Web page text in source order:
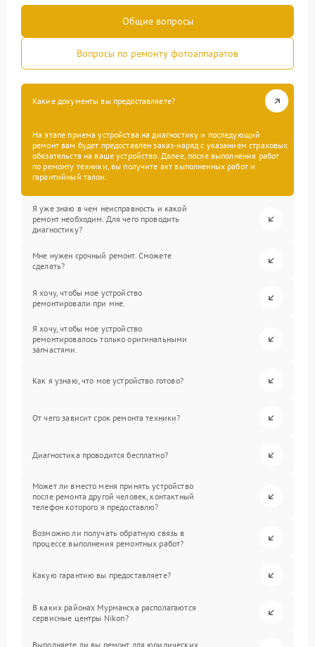
Общие вопросы
Вопросы по ремонту фотоаппаратов
Какие документы вы предоставляете?
На этапе приема устройства на диагностику и последующий
ремонт вам будет предоставлен заказ-наряд с указанием страховых
обязательств на ваше устройство. Далее, после выполнения работ
по ремонту техники, вы получите акт выполненных работ и
гарантийный талон.
Я уже знаю в чем неисправность и какой
ремонт необходим. Для чего проводить
диагностику?
Мне нужен срочный ремонт. Сможете
сделать?
Я хочу, чтобы мое устройство
ремонтировали при мне.
Я хочу, чтобы мое устройство
ремонтировалось только оригинальными
запчастями.
Как я узнаю, что мое устройство готово?
От чего зависит срок ремонта техники?
Диагностика проводится бесплатно?
Может ли вместо меня принять устройство
после ремонта другой человек, контактный
телефон которого я предоставлю?
Возможно ли получать обратную связь в
процессе выполнения ремонтных работ?
Какую гарантию вы предоставляете?
В каких районах Мурманска располагаются
сервисные центры Nikon?
Выполняете ли вы ремонт для юридических